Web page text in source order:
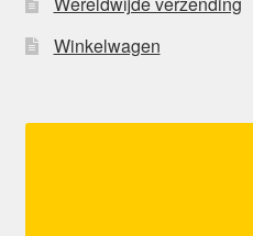
Winkelwagen